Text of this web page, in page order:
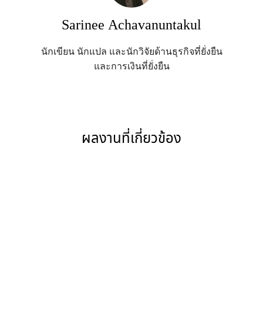
Sarinee Achavanuntakul
นักเขียน นักแปล และนักวิจัยด้านธุรกิจที่ยั่งยืน
และการเงินที่ยั่งยืน
ผลงานที่เกี่ยวข้อง